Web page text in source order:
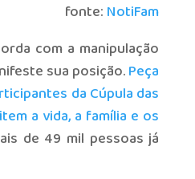
fonte: NotiFam
com a manipulação
sua posição.Peça
da Cúpula das
a vida, a família e os
de 49 mil pessoas já